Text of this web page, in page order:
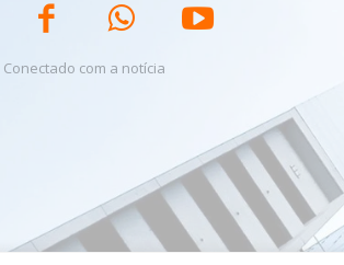
Conectado com a notícia